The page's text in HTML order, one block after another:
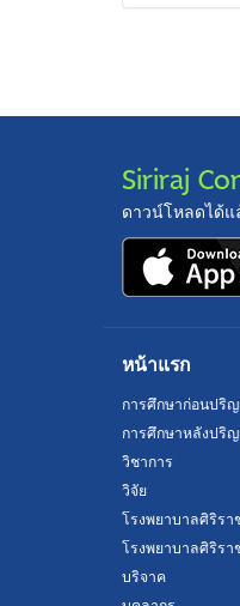
Siriraj
ดาวน์โหลดได้
หน้าแรก
การศึกษาก่อนปริ
การศึกษาหลังปริ
วิชาการ
วิจัย
โรงพยาบาลศิริรา
โรงพยาบาลศิริร
บริจาค